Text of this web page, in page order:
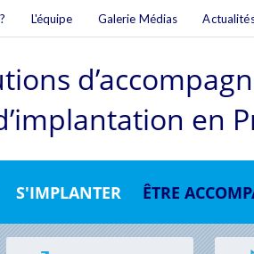
Galerie Médias
L'équipe
en
S'IMPLANTER ÊTRE